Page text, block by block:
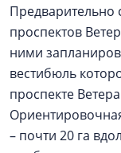
Предварительно
проспектов
ними
вестибюль
проспекте
– почти 20 га